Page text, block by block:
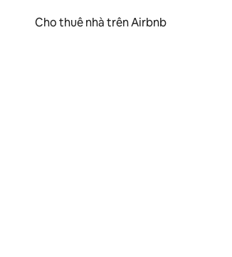
Cho thuê nhà trên Airbnb